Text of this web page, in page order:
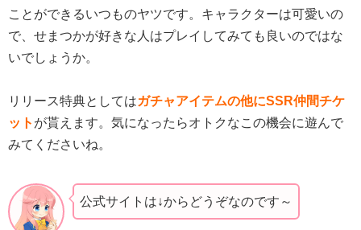
ことができるいつものヤツです。キャラクターは可愛いの
で、せまつかが好きな人はプレイしてみても良いのではな
いでしょうか。
リリース特典としてはガチャアイテムの他にSSR仲間チケ
ット が貰えます。気になったらオトクなこの機会に遊んで
みてくださいね。
公式サイトは↓からどうぞなのです～